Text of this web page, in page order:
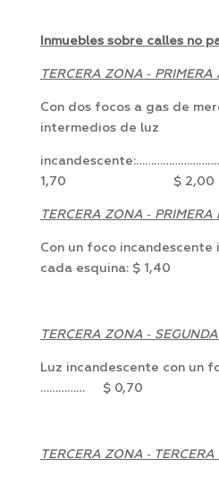
Inmuebles sobre calles no
TERCERA ZONA ‑
Con dos focos a gas de
intermedios de luz
1,70 $ 2,00
TERCERA ZONA ‑
Con un foco incandescente
cada esquina: $
TERCERA ZONA ‑
Luz incandescente con un
…………… $ 0,70 $
TERCERA ZONA ‑